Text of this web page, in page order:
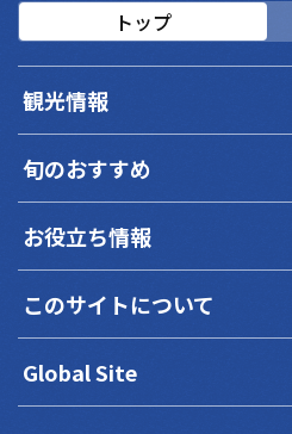
トップ
観光情報
旬のおすすめ
お役立ち情報
このサイトについて
Global Site